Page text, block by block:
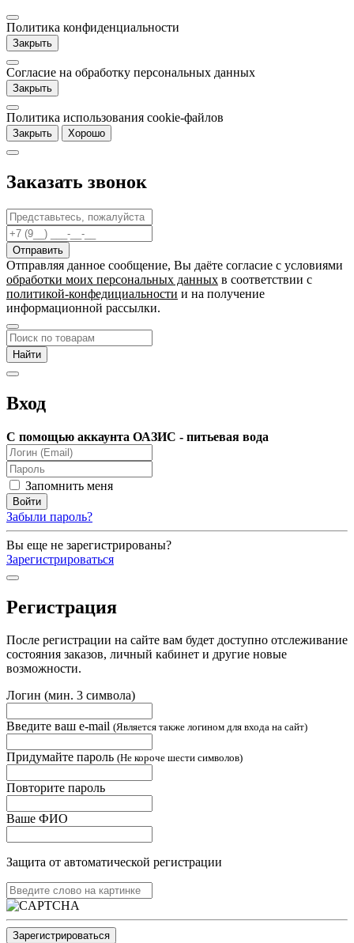
Политика конфиденциальности
Закрыть
Согласие на обработку персональных данных
Закрыть
Политика использования cookie-файлов
Закрыть Хорошо
Заказать звонок
Отправляя данное сообщение, Вы даёте согласие c условиями
обработки моих персональных данных в соответствии с
политикой-конфедициальности и на получение
информационной рассылки.
Вход
С помощью аккаунта ОАЗИС - питьевая вода
Запомнить меня
Забыли пароль?
Вы еще не зарегистрированы?
Зарегистрироваться
Регистрация
После регистрации на сайте вам будет доступно отслеживание
состояния заказов, личный кабинет и другие новые
возможности.
Логин (мин. 3 символа)
Введите ваш e-mail (Является также логином для входа на сайт)
Придумайте пароль (Не короче шести символов)
Повторите пароль
Ваше ФИО
Защита от автоматической регистрации